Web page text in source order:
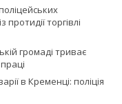
торгівлі
громаді триває
в Кременці: поліція